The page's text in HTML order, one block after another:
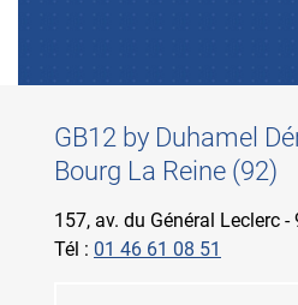
GB12 by Duhamel
Bourg La Reine (92)
157, av. du Général Leclerc
Tél : 01 46 61 08 51